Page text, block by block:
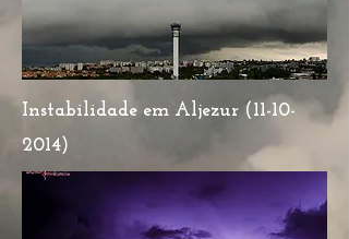
Instabilidade em Aljezur (11-10-
2014)